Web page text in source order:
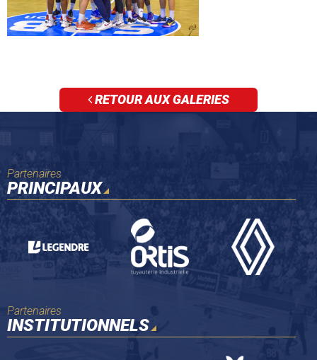
RETOUR AUX GALERIES
Partenaires
PRINCIPAUX
Partenaires
INSTITUTIONNELS